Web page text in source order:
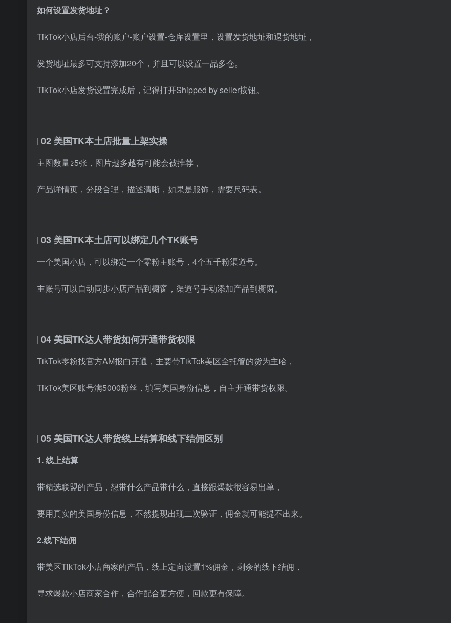
如何设置发货地址？
TikTok小店后台-我的账户-账户设置-仓库设置里，设置发货地址和退货地址，
发货地址最多可支持添加20个，并且可以设置一品多仓。
TikTok小店发货设置完成后，记得打开Shipped by seller按钮。
02 美国TK本土店批量上架实操
主图数量≥5张，图片越多越有可能会被推荐，
产品详情页，分段合理，描述清晰，如果是服饰，需要尺码表。
03 美国TK本土店可以绑定几个TK账号
一个美国小店，可以绑定一个零粉主账号，4个五千粉渠道号。
主账号可以自动同步小店产品到橱窗，渠道号手动添加产品到橱窗。
04 美国TK达人带货如何开通带货权限
TikTok零粉找官方AM报白开通，主要带TikTok美区全托管的货为主哈，
TikTok美区账号满5000粉丝，填写美国身份信息，自主开通带货权限。
05 美国TK达人带货线上结算和线下结佣区别
1. 线上结算
带精选联盟的产品，想带什么产品带什么，直接跟爆款很容易出单，
要用真实的美国身份信息，不然提现出现二次验证，佣金就可能提不出来。
2.线下结佣
带美区TikTok小店商家的产品，线上定向设置1%佣金，剩余的线下结佣，
寻求爆款小店商家合作，合作配合更方便，回款更有保障。